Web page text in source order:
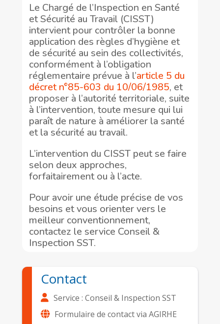
Le Chargé de l’Inspection en Santé
et Sécurité au Travail (CISST)
intervient pour contrôler la bonne
application des règles d’hygiène et
de sécurité au sein des collectivités,
conformément à l’obligation
réglementaire prévue à l’article 5 du
décret n°85-603 du 10/06/1985, et
proposer à l’autorité territoriale, suite
à l’intervention, toute mesure qui lui
paraît de nature à améliorer la santé
et la sécurité au travail.
L’intervention du CISST peut se faire
selon deux approches,
forfaitairement ou à l’acte.
Pour avoir une étude précise de vos
besoins et vous orienter vers le
meilleur conventionnement,
contactez le service Conseil &
Inspection SST.
Contact
Service : Conseil & Inspection SST
Formulaire de contact via AGIRHE